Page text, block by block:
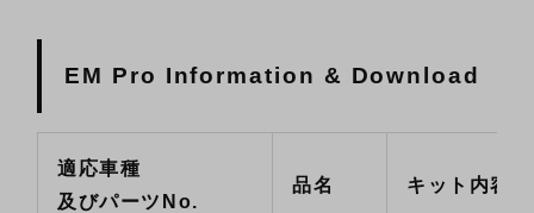
EM Pro Information & Download
適応車種
及びパーツNo.
品名 キット内容